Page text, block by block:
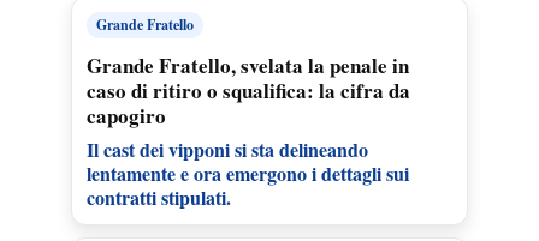
Grande Fratello
Grande Fratello, svelata la penale in
caso di ritiro o squalifica: la cifra da
capogiro
Il cast dei vipponi si sta delineando
lentamente e ora emergono i dettagli sui
contratti stipulati.